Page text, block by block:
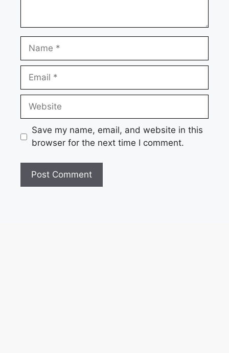
Name
Email
Website
Save my name, email, and website in this
browser for the next time I comment.